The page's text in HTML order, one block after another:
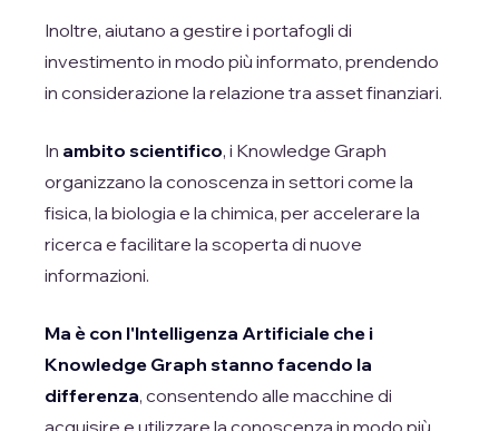
Inoltre, aiutano a gestire i portafogli di
investimento in modo più informato, prendendo
in considerazione la relazione tra asset finanziari.
In ambito scientifico, i Knowledge Graph
organizzano la conoscenza in settori come la
fisica, la biologia e la chimica, per accelerare la
ricerca e facilitare la scoperta di nuove
informazioni.
Ma è con l'Intelligenza Artificiale che i
Knowledge Graph stanno facendo la
differenza, consentendo alle macchine di